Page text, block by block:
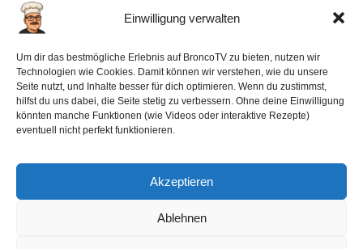
Einwilligung verwalten
Um dir das bestmögliche Erlebnis auf BroncoTV zu bieten, nutzen wir
Technologien wie Cookies. Damit können wir verstehen, wie du unsere
Seite nutzt, und Inhalte besser für dich optimieren. Wenn du zustimmst,
hilfst du uns dabei, die Seite stetig zu verbessern. Ohne deine Einwilligung
könnten manche Funktionen (wie Videos oder interaktive Rezepte)
eventuell nicht perfekt funktionieren.
Akzeptieren
Ablehnen
Datenschutz-Haftung
Cookie-Richtlinie (EU)
Barrierefreiheit